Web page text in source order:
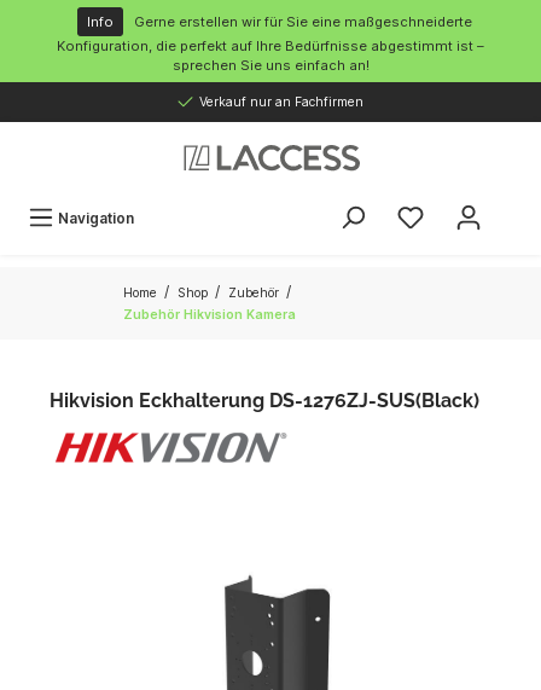
springen
Info
Gerne erstellen wir für Sie eine maßgeschneiderte
Konfiguration, die perfekt auf Ihre Bedürfnisse abgestimmt ist –
sprechen Sie uns einfach an!
Verkauf nur an Fachfirmen
Navigation
Home / Shop / Zubehör /
Zubehör Hikvision Kamera
Hikvision Eckhalterung DS-1276ZJ-SUS(Black)